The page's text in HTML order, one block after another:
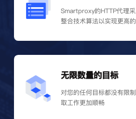
Smartproxy的HTTP代理
整合技术算法以实现更高
无限数量的目标
对您的任何目标都没有限
取工作更加顺畅